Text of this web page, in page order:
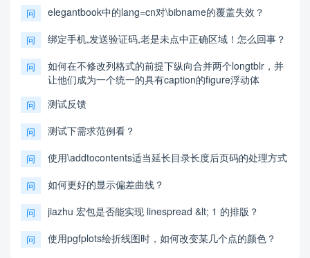
问 elegantbook中的lang=cn对\bibname的覆盖失效？
问 绑定手机,发送验证码,老是未点中正确区域！怎么回事？
问
如何在不修改列格式的前提下纵向合并两个longtblr，并
让他们成为一个统一的具有caption的figure浮动体
问 测试反馈
问 测试下需求范例看？
问 使用\addtocontents适当延长目录长度后页码的处理方式
问 如何更好的显示偏差曲线？
问 jiazhu 宏包是否能实现 linespread &lt; 1 的排版？
问 使用pgfplots绘折线图时，如何改变某几个点的颜色？